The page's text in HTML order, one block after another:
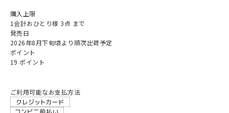
購入上限
1会計おひとり様 3点 まで
発売日
2026年8月下旬頃より順次出荷予定
ポイント
19 ポイント
ご利用可能なお支払方法